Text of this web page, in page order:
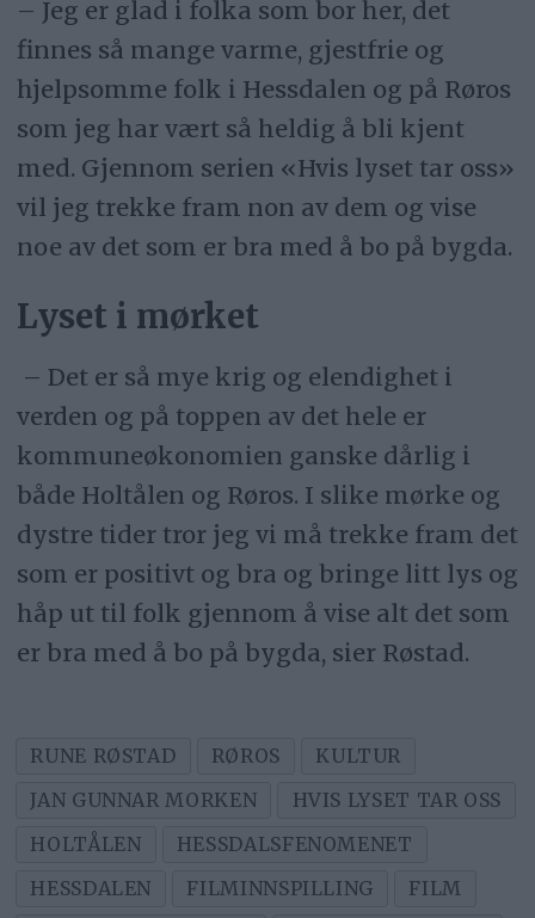
– Jeg er glad i folka som bor her, det
finnes så mange varme, gjestfrie og
hjelpsomme folk i Hessdalen og på Røros
som jeg har vært så heldig å bli kjent
med. Gjennom serien «Hvis lyset tar oss»
vil jeg trekke fram non av dem og vise
noe av det som er bra med å bo på bygda.
Lyset i mørket
– Det er så mye krig og elendighet i
verden og på toppen av det hele er
kommuneøkonomien ganske dårlig i
både Holtålen og Røros. I slike mørke og
dystre tider tror jeg vi må trekke fram det
som er positivt og bra og bringe litt lys og
håp ut til folk gjennom å vise alt det som
er bra med å bo på bygda, sier Røstad.
RUNE RØSTAD RØROS
KULTUR
JAN GUNNAR MORKEN
HVIS LYSET TAR OSS
HOLTÅLEN
HESSDALSFENOMENET
HESSDALEN
FILMINNSPILLING
FILM